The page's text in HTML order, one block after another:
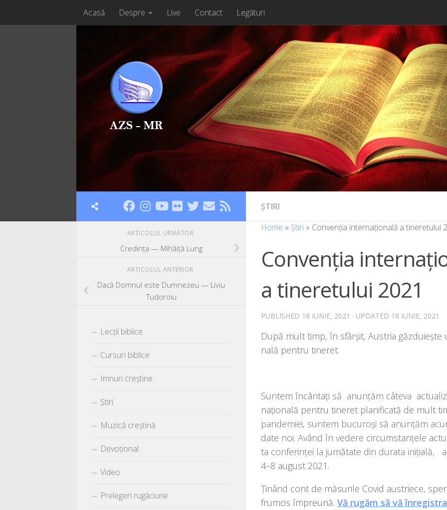
Acasă Despre Live Contact Legături
ȘTIRI
Home » Știri » Convenția internațională a tineretului
Convenția
a tineretului 2021
PUBLISHED 18 IUNIE, 2021 · UPDATED 18 IUNIE, 2021
După mult timp, în sfâr­șit, Austria
na­lă pen­tru tineret.
Suntem încân­tați să anun­țăm câte­va
națio­na­lă pen­tru tine­ret pla­ni­fi­ca­tă de mult
pan­de­mi­ei, sun­tem bucu­roși să anun­țăm
date noi. Având în vede­re cir­cum­stan­țe­le
ta con­fe­rin­ței la jumă­ta­te din dura­ta ini­ția­lă,
4–8 august 2021.
Ținând cont de măsu­ri­le Covid aus­trie­ce,
fru­mos împre­u­nă. Vă rugăm să vă
ARTICOLUL URMĂTOR
Credința — Mihăiță Lung
ARTICOLUL ANTERIOR
Dacă Domnul este Dumnezeu — Liviu
Tudoroiu
Lecții biblice
Cursuri biblice
Imnuri creștine
Știri
Muzică creștină
Devoțional
Video
Prelegeri rugăciune